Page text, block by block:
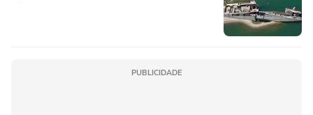
PUBLICIDADE